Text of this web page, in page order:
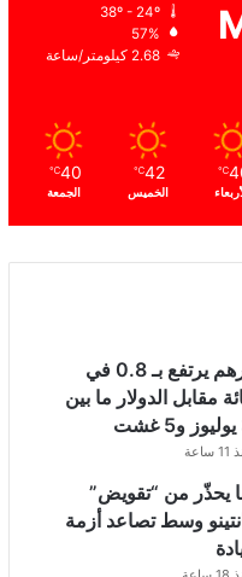
57%
2.68 كيلومتر/ساعة
℃
42
℃
الخميس
40
℃
الجمعة
الدرهم يرتفع بـ 0.8 في
مقابل الدولار ما بين
يحذّر من “تقويض”
وسط تصاعد أزمة